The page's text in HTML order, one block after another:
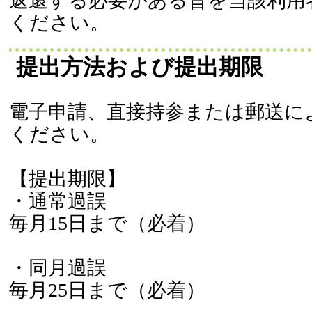
ください。
提出方法および提出期限
電子申請、直接持参または郵送
ください。
【提出期限】
・通常過誤
毎月15日まで（必着）
・同月過誤
毎月25日まで（必着）